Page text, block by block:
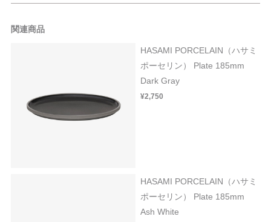
関連商品
HASAMI PORCELAIN（ハサミ
ポーセリン） Plate 185mm
Dark Gray
¥2,750
HASAMI PORCELAIN（ハサミ
ポーセリン） Plate 185mm
Ash White